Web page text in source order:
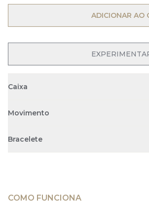
OPEN MENU
ADICIONAR AO
OPEN MENU
Caixa
Movimento
Bracelete
COMO FUNCIONA